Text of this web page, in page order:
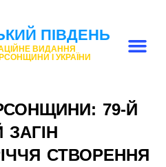
ПІВДЕНЬ
ВИДАННЯ
І УКРАЇНИ
79-Й
СТВОРЕННЯ